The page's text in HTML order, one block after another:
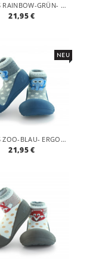
ATTIPAS RAINBOW-GRÜN- ERGONOMISCHE BABY LAUFLERNSCHUHE, ATMUNGSAKTIVE KINDER HAUSSCHUHE ABS SOCKEN BABYSCHUHE ANTIRUTSCH
21,95 €
NEU
ATTIPAS ZOO-BLAU- ERGONOMISCHE BABY LAUFLERNSCHUHE, ATMUNGSAKTIVE KINDER HAUSSCHUHE ABS SOCKEN BABYSCHUHE ANTIRUTSCH
21,95 €